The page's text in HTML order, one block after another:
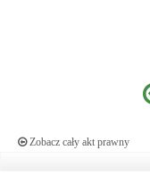
Zobacz cały akt prawny